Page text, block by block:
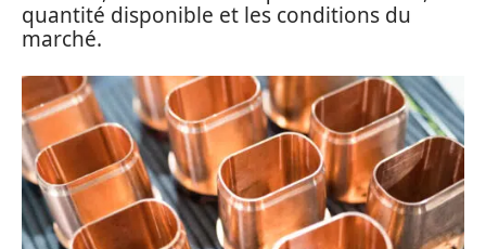
quantité disponible et les conditions du
marché.